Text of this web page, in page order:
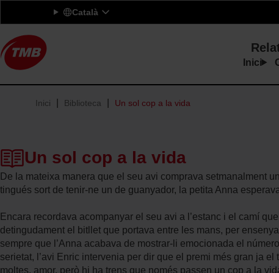
a
l
o
g
u
t
Català
r
s
d
e
e
l
a
t
s
Inici
navigation
Fil
Inici Biblioteca Un sol cop a la vida
Un sol cop a la vida
De la mateixa manera que el seu avi comprava setmanalment
tingués sort de tenir-ne un de guanyador, la petita Anna
Encara recordava acompanyar el seu avi a l’estanc i el camí
detingudament el bitllet que portava entre les mans, per
sempre que l’Anna acabava de mostrar-li emocionada el
serietat, l’avi Enric intervenia per dir que el premi més gran ja
moltes, amor, però hi ha trens que només passen un cop a la